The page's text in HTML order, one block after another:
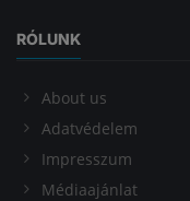
RÓLUNK
About us
Adatvédelem
Impresszum
Médiaajánlat